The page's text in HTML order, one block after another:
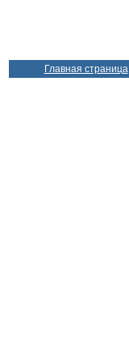
Главная страница